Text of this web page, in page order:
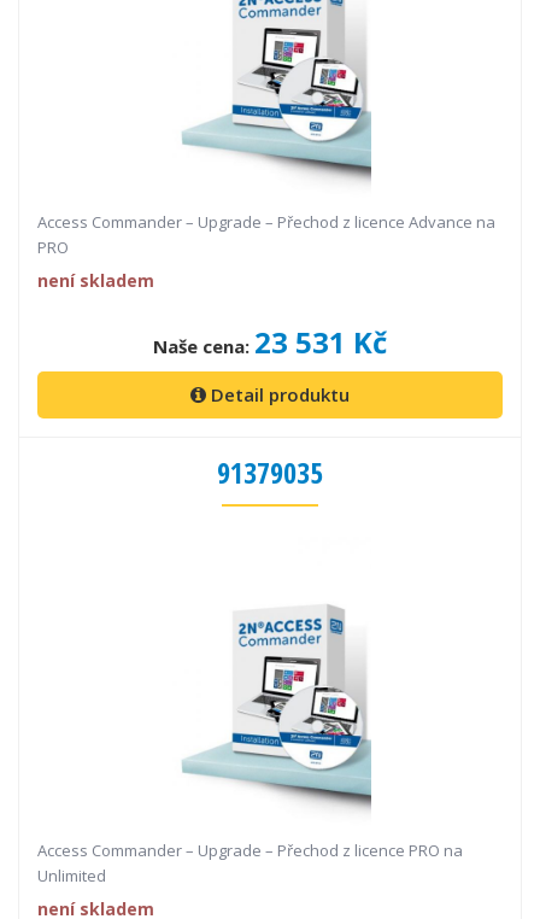
Access Commander – Upgrade – Přechod z licence Advance na
PRO
není skladem
Naše cena: 23 531 Kč
Detail produktu
91379035
Access Commander – Upgrade – Přechod z licence PRO na
Unlimited
není skladem